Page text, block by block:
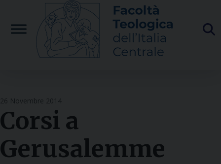
content
26 Novembre 2014
Corsi a
Gerusalemme